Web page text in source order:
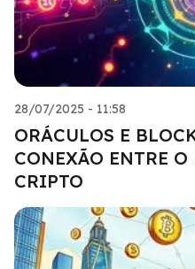
28/07/2025 - 11:58
ORÁCULOS E
CONEXÃO ENTRE
CRIPTO